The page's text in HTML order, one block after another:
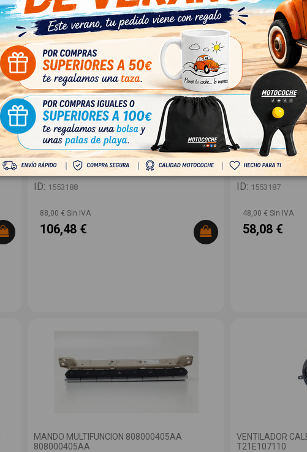
DEPRESOR FRENO / BOMBA VACIO
B213541110 B213541110 PUMPVK11
DR DR 5.0 SUV 1.5
OEM: B213541110
ID: 1553188
88,00 € Sin IVA
106,48 €
BOMBA
ET98MY07MAX
DR DR 5.0 SUV 1.5
OEM:-
ID: 1553187
48,00 € Sin IVA
58,08 €
MANDO MULTIFUNCION 808000405AA
808000405AA
VENTILADOR
T21E107110